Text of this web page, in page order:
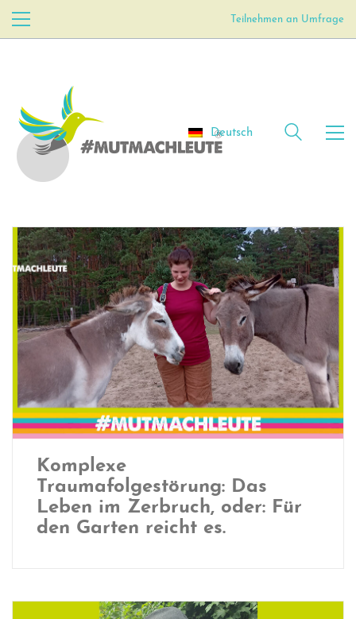
Teilnehmen an Umfrage
Deutsch
Komplexe
Traumafolgestörung: Das
Leben im Zerbruch, oder: Für
den Garten reicht es.